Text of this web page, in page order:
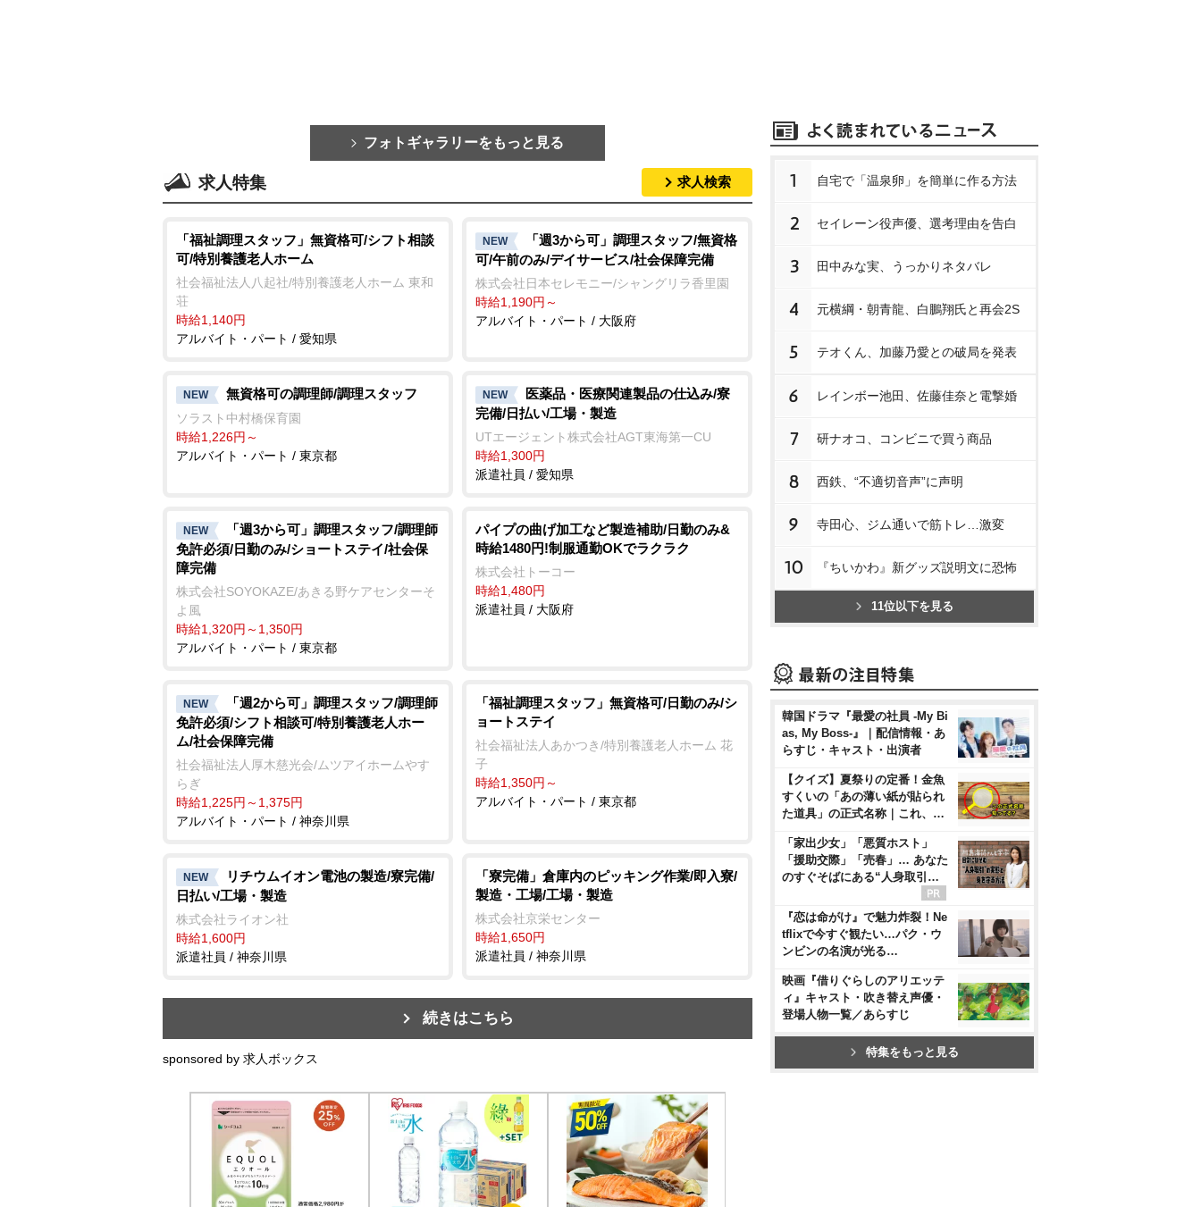
フォトギャラリーをもっと見る
求人特集 求人検索
「福祉調理スタッフ」無資格可/シフト相談
可/特別養護老人ホーム
社会福祉法人八起社/特別養護老人ホーム 東和
荘
時給1,140円
アルバイト・パート / 愛知県
NEW
「週3から可」調理スタッフ/無資格
可/午前のみ/デイサービス/社会保障完備
株式会社日本セレモニー/シャングリラ香里園
時給1,190円～
アルバイト・パート / 大阪府
NEW 無資格可の調理師/調理スタッフ
ソラスト中村橋保育園
時給1,226円～
アルバイト・パート / 東京都
NEW
医薬品・医療関連製品の仕込み/寮
完備/日払い/工場・製造
UTエージェント株式会社AGT東海第一CU
時給1,300円
派遣社員 / 愛知県
NEW
「週3から可」調理スタッフ/調理師
免許必須/日勤のみ/ショートステイ/社会保
障完備
株式会社SOYOKAZE/あきる野ケアセンターそ
よ風
時給1,320円～1,350円
アルバイト・パート / 東京都
パイプの曲げ加工など製造補助/日勤のみ&
時給1480円!制服通勤OKでラクラク
株式会社トーコー
時給1,480円
派遣社員 / 大阪府
NEW
「週2から可」調理スタッフ/調理師
免許必須/シフト相談可/特別養護老人ホー
ム/社会保障完備
社会福祉法人厚木慈光会/ムツアイホームやす
らぎ
時給1,225円～1,375円
アルバイト・パート / 神奈川県
「福祉調理スタッフ」無資格可/日勤のみ/シ
ョートステイ
社会福祉法人あかつき/特別養護老人ホーム 花
子
時給1,350円～
アルバイト・パート / 東京都
NEW
リチウムイオン電池の製造/寮完備/
日払い/工場・製造
株式会社ライオン社
時給1,600円
派遣社員 / 神奈川県
「寮完備」倉庫内のピッキング作業/即入寮/
製造・工場/工場・製造
株式会社京栄センター
時給1,650円
派遣社員 / 神奈川県
続きはこちら
sponsored by 求人ボックス
1 自宅で「温泉卵」を簡単に作る方法
2 セイレーン役声優、選考理由を告白
3 田中みな実、うっかりネタバレ
4 元横綱・朝青龍、白鵬翔氏と再会2S
5 テオくん、加藤乃愛との破局を発表
6 レインボー池田、佐藤佳奈と電撃婚
7 研ナオコ、コンビニで買う商品
8 西鉄、“不適切音声”に声明
9 寺田心、ジム通いで筋トレ…激変
10 『ちいかわ』新グッズ説明文に恐怖
11位以下を見る
韓国ドラマ『最愛の社員 -My Bi
as, My Boss-』｜配信情報・あ
らすじ・キャスト・出演者
【クイズ】夏祭りの定番！金魚
すくいの「あの薄い紙が貼られ
た道具」の正式名称｜これ、…
「家出少女」「悪質ホスト」
「援助交際」「売春」… あなた
のすぐそばにある“人身取引…
『恋は命がけ』で魅力炸裂！Ne
tflixで今すぐ観たい…パク・ウ
ンビンの名演が光る…
映画『借りぐらしのアリエッテ
ィ』キャスト・吹き替え声優・
登場人物一覧／あらすじ
特集をもっと見る